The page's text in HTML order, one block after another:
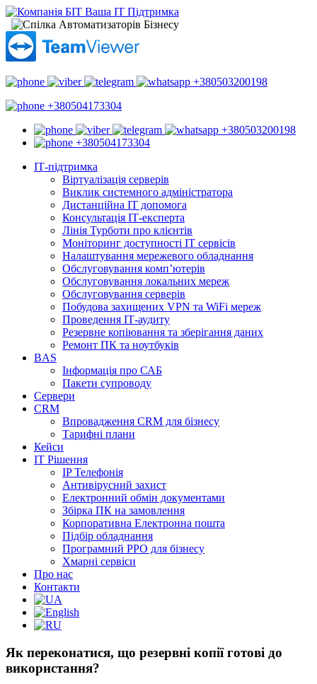
+380503200198
+380504173304
+380503200198
+380504173304
ІТ-підтримка
Віртуалізація серверів
Виклик системного адміністратора
Дистанційна ІТ допомога
Консультація ІТ-експерта
Лінія Турботи про клієнтів
Моніторинг доступності ІТ сервісів
Налаштування мережевого обладнання
Обслуговування комп’ютерів
Обслуговування локальних мереж
Обслуговування серверів
Побудова захищених VPN та WiFi мереж
Проведення ІТ-аудиту
Резервне копіювання та зберігання даних
Ремонт ПК та ноутбуків
BAS
Інформація про САБ
Пакети супроводу
Сервери
CRM
Впровадження CRM для бізнесу
Тарифні плани
Кейси
ІТ Рішення
IP Телефонія
Антивірусний захист
Електронний обмін документами
Збірка ПК на замовлення
Корпоративна Електронна пошта
Підбір обладнання
Програмний РРО для бізнесу
Хмарні сервіси
Про нас
Контакти
Як переконатися, що резервні копії готові до
використання?